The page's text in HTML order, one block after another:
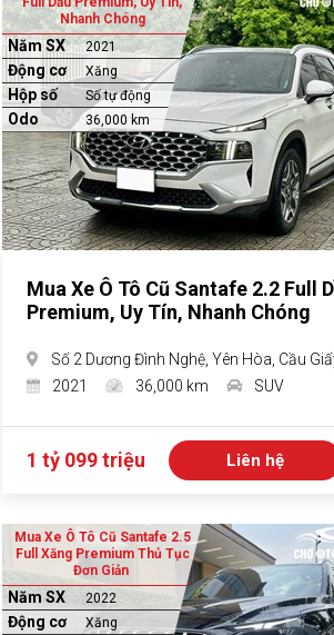
Nhanh Chóng
Năm SX 2021
Động cơ Xăng
Hộp số Số tự động
Odo 36,000 km
Mua Xe Ô Tô Cũ Santafe 2.2 Full
Premium, Uy Tín, Nhanh Chóng
Số 2 Dương Đình Nghệ, Yên Hòa, Cầu
2021
36,000 km SUV
1 tỷ 099 triệu Liên hệ
Mua Xe Ô Tô Cũ Santafe 2.5
Full Xăng Premium Thủ Tục
Đơn Giản
Năm SX 2022
Động cơ Xăng